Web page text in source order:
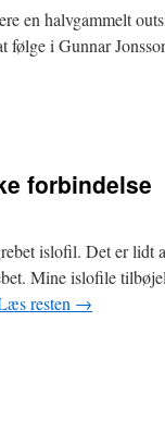
en halvgammelt
følge i Gunnar
forbindelse
islofil. Det er lidt
Mine islofile
resten →